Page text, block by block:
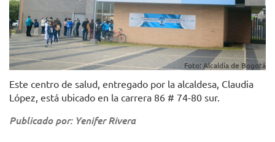
Foto: Alcaldía de Bogotá
Este centro de salud, entregado por la alcaldesa, Claudia
López, está ubicado en la carrera 86 # 74-80 sur.
Publicado por: Yenifer Rivera